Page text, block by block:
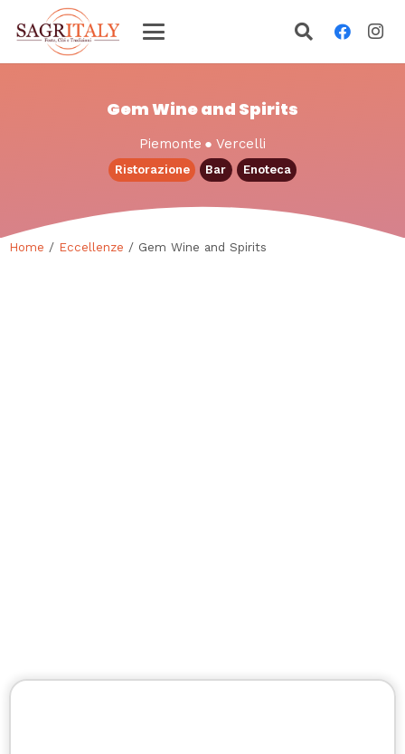
Gem Wine and Spirits
Piemonte ● Vercelli
Ristorazione Bar Enoteca
Home / Eccellenze / Gem Wine and Spirits